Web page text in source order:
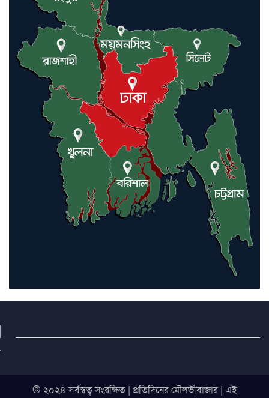
লন্ডনে আদমপুর ইউনাইটেড কলেজ
বাস্তবায়ন নিয়ে আলোচনা সভা
আন্তর্জাতিক মানবাধিকার সম্মেলনে
বিশেষ সম্মাননা পেলেন ফারুক খাঁন,
শ্রীমঙ্গলে সংবর্ধনা
© ২০২৪ সর্বস্বত্ব সংরক্ষিত | প্রতিদিনের মৌলভীবাজার | এই